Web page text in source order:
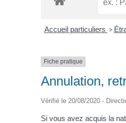
Accueil particuliers >
Fiche pratique
Annulation,
Vérifié le 20/08/2020 -
Si vous avez acquis la